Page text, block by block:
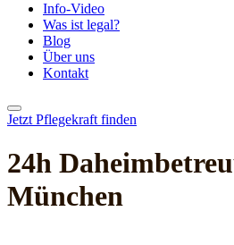
Info-Video
Was ist legal?
Blog
Über uns
Kontakt
Jetzt Pflegekraft finden
24h
München